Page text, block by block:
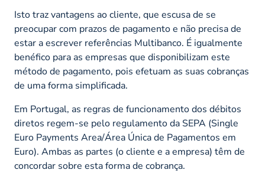
Isto traz vantagens ao cliente, que escusa de se
preocupar com prazos de pagamento e não precisa de
estar a escrever referências Multibanco. É igualmente
benéfico para as empresas que disponibilizam este
método de pagamento, pois efetuam as suas cobranças
de uma forma simplificada.
Em Portugal, as regras de funcionamento dos débitos
diretos regem-se pelo regulamento da SEPA (Single
Euro Payments Area/Área Única de Pagamentos em
Euro). Ambas as partes (o cliente e a empresa) têm de
concordar sobre esta forma de cobrança.